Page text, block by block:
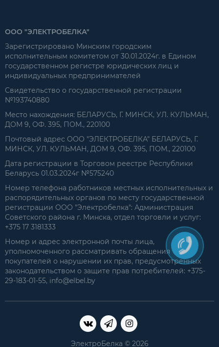
ООО "ЭЛЕКТРОБЕЛКА"
Зарегистрировано Минским городским
исполнительным комитетом от 30.01.2024г. в Едином
государственном регистре юридических лиц и
индивидуальных предпринимателей
Свидетельство о государственной регистрации
№193740880
Место нахождения: БЕЛАРУСЬ, Г. МИНСК, УЛ. КУЛЬМАН,
ДОМ 9, ОФ. 395, ПОМ., 220100
Почтовый адрес ООО "ЭЛЕКТРОБЕЛКА" БЕЛАРУСЬ, Г.
МИНСК, УЛ. КУЛЬМАН, ДОМ 9, ОФ. 395, ПОМ., 220100
Дата регистрации в Торговом реестре Республики
Беларусь 01.03.2024г №575240
Номер телефона работников местных исполнительных и
распорядительных органов по месту государственной
регистрации ООО "Электробелка": Администрация
Советского района г. Минска, отдел торговли и услуг:
+375 17 3181333
Номер и адрес электронной почты лица,
уполномоченного рассматривать обращения
покупателей о нарушении их прав, предусмотренных
законодательством о защите прав потребителей: +375-
29-183-01-55, info@elbel.by
ЭлектроБелка © 2026